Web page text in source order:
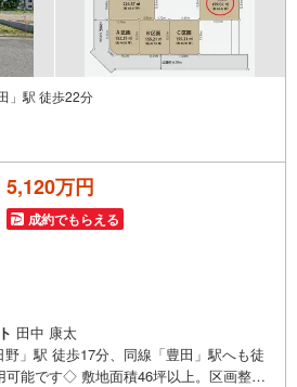
」駅 徒歩22分
5,120万円
成約でもらえる
田中 康太
」駅 徒歩17分、同線「豊田」駅へも徒
可能です◇ 敷地面積46坪以上。区画整理